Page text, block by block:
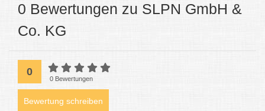
0 Bewertungen zu SLPN GmbH &
Co. KG
0
0 Bewertungen
Bewertung schreiben